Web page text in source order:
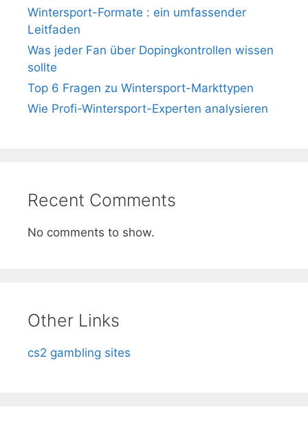
Wintersport-Formate : ein umfassender
Leitfaden
Was jeder Fan über Dopingkontrollen wissen
sollte
Top 6 Fragen zu Wintersport-Markttypen
Wie Profi-Wintersport-Experten analysieren
Recent Comments
No comments to show.
Other Links
cs2 gambling sites